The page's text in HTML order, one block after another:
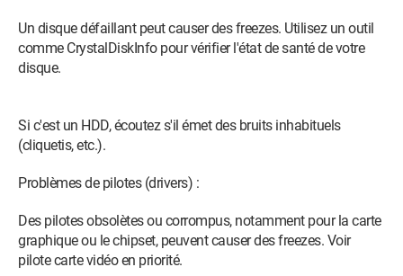
Un disque défaillant peut causer des freezes. Utilisez un outil
comme CrystalDiskInfo pour vérifier l'état de santé de votre
disque.
Si c'est un HDD, écoutez s'il émet des bruits inhabituels
(cliquetis, etc.).
Problèmes de pilotes (drivers) :
Des pilotes obsolètes ou corrompus, notamment pour la carte
graphique ou le chipset, peuvent causer des freezes. Voir
pilote carte vidéo en priorité.